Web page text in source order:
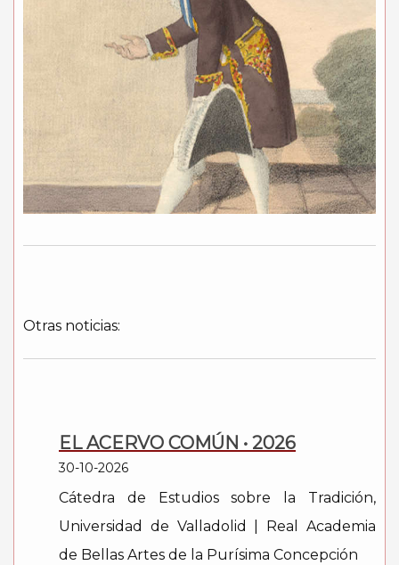
Otras noticias:
EL ACERVO COMÚN • 2026
30-10-2026
Cátedra de Estudios sobre la Tradición,
Universidad de Valladolid | Real Academia
de Bellas Artes de la Purísima Concepción